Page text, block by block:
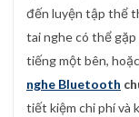
đến luyện tập thể
tai nghe có thể
tiếng một bên,
nghe Bluetooth
tiết kiệm chi phí và